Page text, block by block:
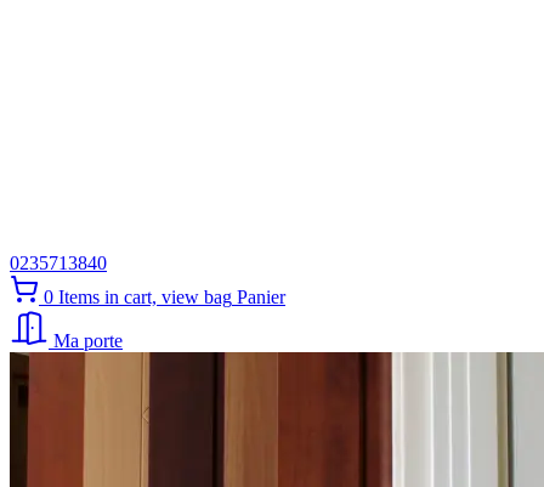
0235713840
0 Items in cart, view bag Panier
Ma porte